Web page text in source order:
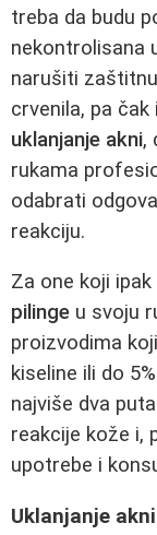
treba da budu
nekontrolisana
narušiti
crvenila, pa
uklanjanje akni,
rukama
odabrati
reakciju.
Za one koji
pilinge u svoju
proizvodima
kiseline ili do
najviše dva
reakcije kože i,
upotrebe i
Uklanjanje